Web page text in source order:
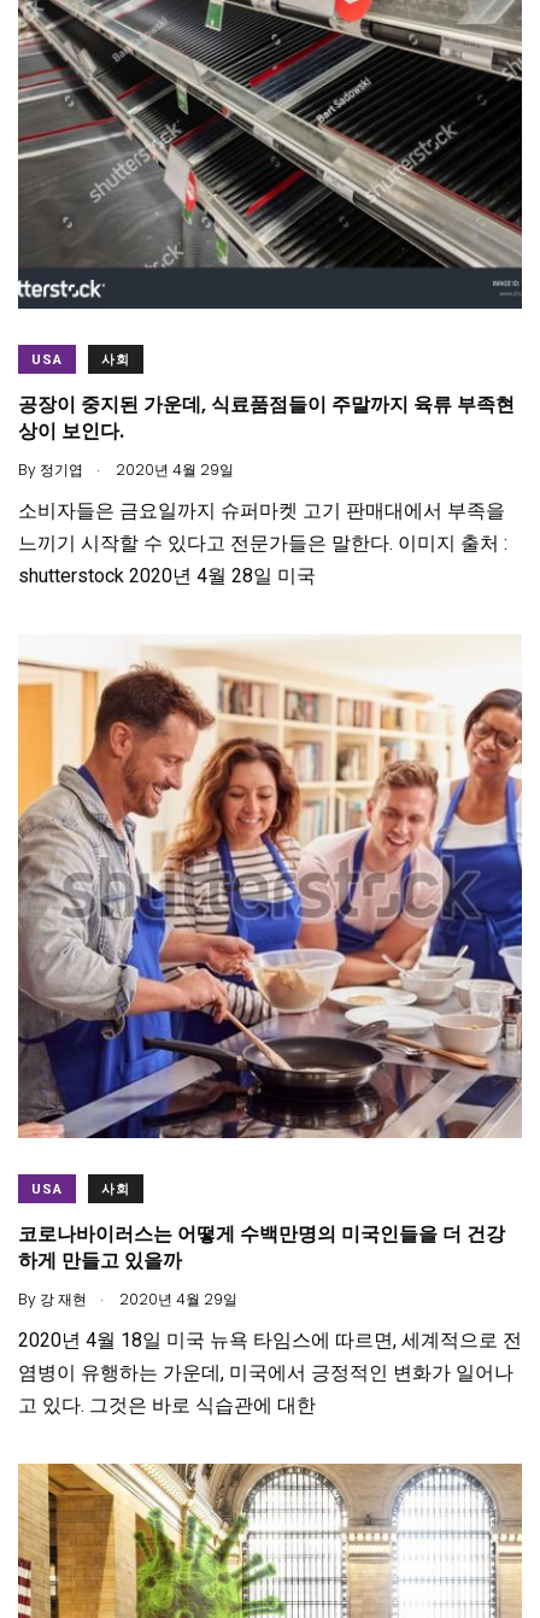
USA 사회
공장이 중지된 가운데, 식료품점들이 주말까지 육류 부족현
상이 보인다.
By 정기엽 . 2020년 4월 29일
소비자들은 금요일까지 슈퍼마켓 고기 판매대에서 부족을
느끼기 시작할 수 있다고 전문가들은 말한다. 이미지 출처 :
shutterstock 2020년 4월 28일 미국
USA 사회
코로나바이러스는 어떻게 수백만명의 미국인들을 더 건강
하게 만들고 있을까
By 강 재현 . 2020년 4월 29일
2020년 4월 18일 미국 뉴욕 타임스에 따르면, 세계적으로 전
염병이 유행하는 가운데, 미국에서 긍정적인 변화가 일어나
고 있다. 그것은 바로 식습관에 대한